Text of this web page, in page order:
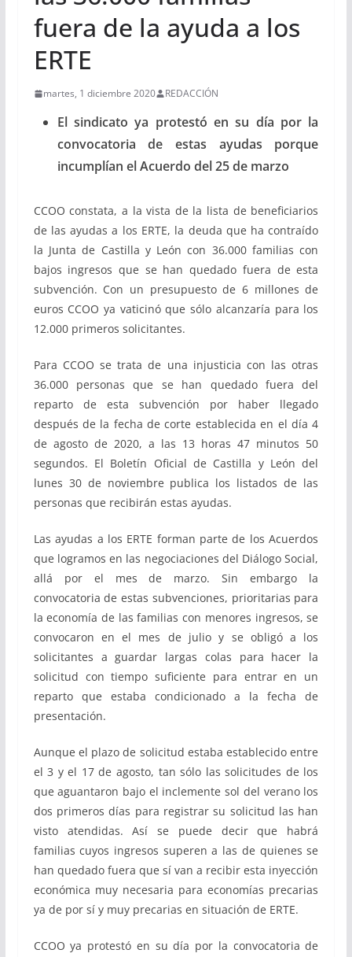
fuera de la ayuda a los
ERTE
martes, 1 diciembre 2020 REDACCIÓN
El sindicato ya protestó en su día por la
convocatoria de estas ayudas porque
incumplían el Acuerdo del 25 de marzo
CCOO constata, a la vista de la lista de beneficiarios
de las ayudas a los ERTE, la deuda que ha contraído
la Junta de Castilla y León con 36.000 familias con
bajos ingresos que se han quedado fuera de esta
subvención. Con un presupuesto de 6 millones de
euros CCOO ya vaticinó que sólo alcanzaría para los
12.000 primeros solicitantes.
Para CCOO se trata de una injusticia con las otras
36.000 personas que se han quedado fuera del
reparto de esta subvención por haber llegado
después de la fecha de corte establecida en el día 4
de agosto de 2020, a las 13 horas 47 minutos 50
segundos. El Boletín Oficial de Castilla y León del
lunes 30 de noviembre publica los listados de las
personas que recibirán estas ayudas.
Las ayudas a los ERTE forman parte de los Acuerdos
que logramos en las negociaciones del Diálogo Social,
allá por el mes de marzo. Sin embargo la
convocatoria de estas subvenciones, prioritarias para
la economía de las familias con menores ingresos, se
convocaron en el mes de julio y se obligó a los
solicitantes a guardar largas colas para hacer la
solicitud con tiempo suficiente para entrar en un
reparto que estaba condicionado a la fecha de
presentación.
Aunque el plazo de solicitud estaba establecido entre
el 3 y el 17 de agosto, tan sólo las solicitudes de los
que aguantaron bajo el inclemente sol del verano los
dos primeros días para registrar su solicitud las han
visto atendidas. Así se puede decir que habrá
familias cuyos ingresos superen a las de quienes se
han quedado fuera que sí van a recibir esta inyección
económica muy necesaria para economías precarias
ya de por sí y muy precarias en situación de ERTE.
CCOO ya protestó en su día por la convocatoria de